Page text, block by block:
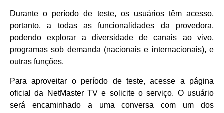
Durante o período de teste, os usuários têm acesso,
portanto, a todas as funcionalidades da provedora,
podendo explorar a diversidade de canais ao vivo,
programas sob demanda (nacionais e internacionais), e
outras funções.
Para aproveitar o período de teste, acesse a página
oficial da NetMaster TV e solicite o serviço. O usuário
será encaminhado a uma conversa com um dos